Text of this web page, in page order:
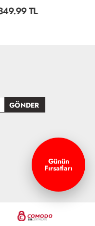
Günün
Fırsatları